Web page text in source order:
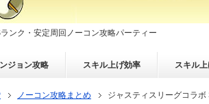
ンク・安定周回ノーコン攻略パーティー
ジョン攻略 スキル上げ効率 スキル
ノーコン攻略まとめ ジャスティスリーグコラ